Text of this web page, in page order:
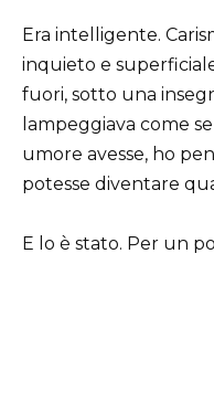
Era intelligente.
inquieto e
fuori, sotto una
lampeggiava come
umore avesse, ho
potesse diventare
E lo è stato. Per un